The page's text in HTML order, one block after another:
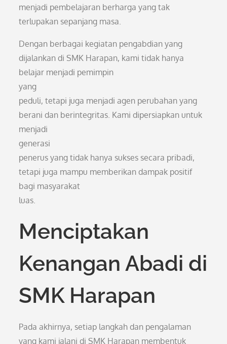
menjadi pembelajaran berharga yang tak
terlupakan sepanjang masa.
Dengan berbagai kegiatan pengabdian yang
dijalankan di SMK Harapan, kami tidak hanya
belajar menjadi pemimpin
yang
peduli, tetapi juga menjadi agen perubahan yang
berani dan berintegritas. Kami dipersiapkan untuk
menjadi
generasi
penerus yang tidak hanya sukses secara pribadi,
tetapi juga mampu memberikan dampak positif
bagi masyarakat
luas.
Menciptakan
Kenangan Abadi di
SMK Harapan
Pada akhirnya, setiap langkah dan pengalaman
yang kami jalani di SMK Harapan membentuk